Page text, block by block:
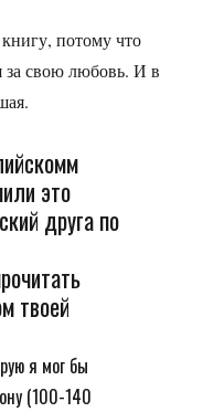
потому что
за свою любовь. И в
это
друга по
твоей
я мог бы
(100-140